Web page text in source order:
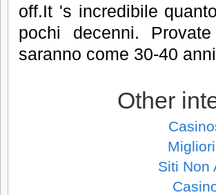
off.It 's incredibile
pochi decenni.
saranno come 30-40
Other
Siti Non